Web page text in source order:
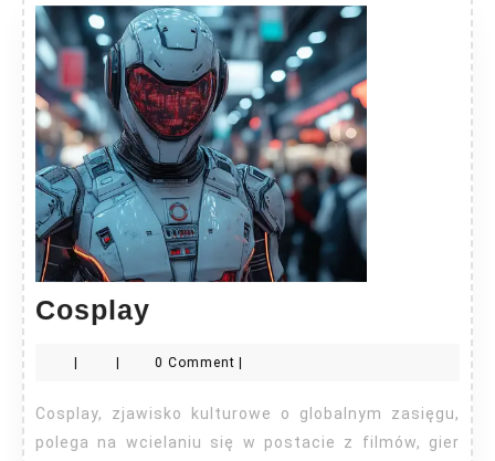
Cosplay
0 Comment
Cosplay, zjawisko kulturowe o globalnym zasięgu,
polega na wcielaniu się w postacie z filmów, gier